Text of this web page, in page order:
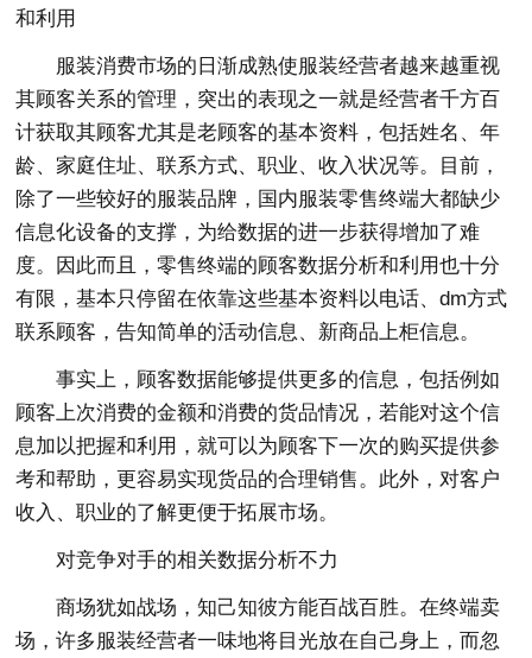
和利用
服装消费市场的日渐成熟使服装经营者越来越重视
其顾客关系的管理，突出的表现之一就是经营者千方百
计获取其顾客尤其是老顾客的基本资料，包括姓名、年
龄、家庭住址、联系方式、职业、收入状况等。目前，
除了一些较好的服装品牌，国内服装零售终端大都缺少
信息化设备的支撑，为给数据的进一步获得增加了难
度。因此而且，零售终端的顾客数据分析和利用也十分
有限，基本只停留在依靠这些基本资料以电话、dm方式
联系顾客，告知简单的活动信息、新商品上柜信息。
事实上，顾客数据能够提供更多的信息，包括例如
顾客上次消费的金额和消费的货品情况，若能对这个信
息加以把握和利用，就可以为顾客下一次的购买提供参
考和帮助，更容易实现货品的合理销售。此外，对客户
收入、职业的了解更便于拓展市场。
对竞争对手的相关数据分析不力
商场犹如战场，知己知彼方能百战百胜。在终端卖
场，许多服装经营者一味地将目光放在自己身上，而忽